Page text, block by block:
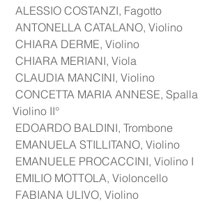
ALESSIO COSTANZI, Fagotto
ANTONELLA CATALANO, Violino
CHIARA DERME, Violino
CHIARA MERIANI, Viola
CLAUDIA MANCINI, Violino
Violino II°
EDOARDO BALDINI, Trombone
EMANUELA STILLITANO, Violino
EMANUELE PROCACCINI, Violino I
EMILIO MOTTOLA, Violoncello
FABIANA ULIVO, Violino